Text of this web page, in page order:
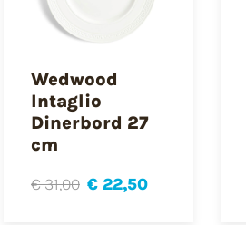
Wedwood
Intaglio
Dinerbord 27
cm
€ 31,00 € 22,50